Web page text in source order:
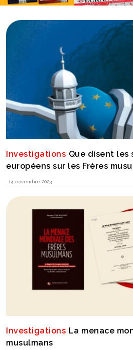
Investigations Que disent les
européens sur les Frères
14 novembre 2023
Investigations La menace
musulmans